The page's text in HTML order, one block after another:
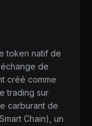
token natif de
de
créé comme
trading sur
carburant de
Chain), un